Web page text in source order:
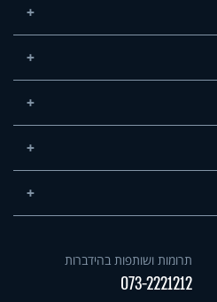
תרומות ושותפות בהידברות
073-2221212